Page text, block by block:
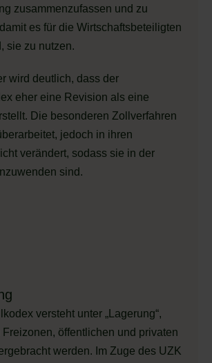
zusammenzufassen und zu
es für die Wirtschaftsbeteiligten
sie zu nutzen.
wird deutlich, dass der
eher eine Revision als eine
Die besonderen Zollverfahren
jedoch in ihren
verändert, sodass sie in der
sind.
versteht unter „Lagerung“,
Freizonen, öffentlichen und privaten
werden. Im Zuge des UZK